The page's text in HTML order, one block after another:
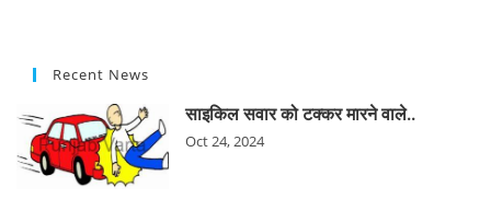
Recent News
साइकिल सवार को टक्कर मारने वाले..
Oct 24, 2024